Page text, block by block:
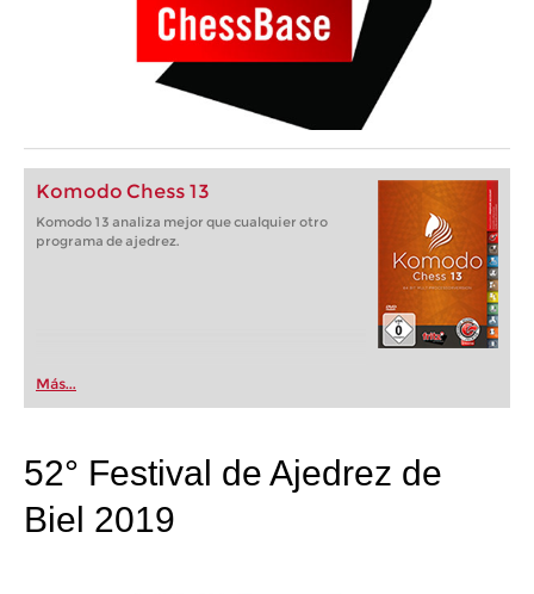
Komodo Chess 13
Komodo 13 analiza mejor que cualquier otro
programa de ajedrez.
Más...
52° Festival de Ajedrez de
Biel 2019